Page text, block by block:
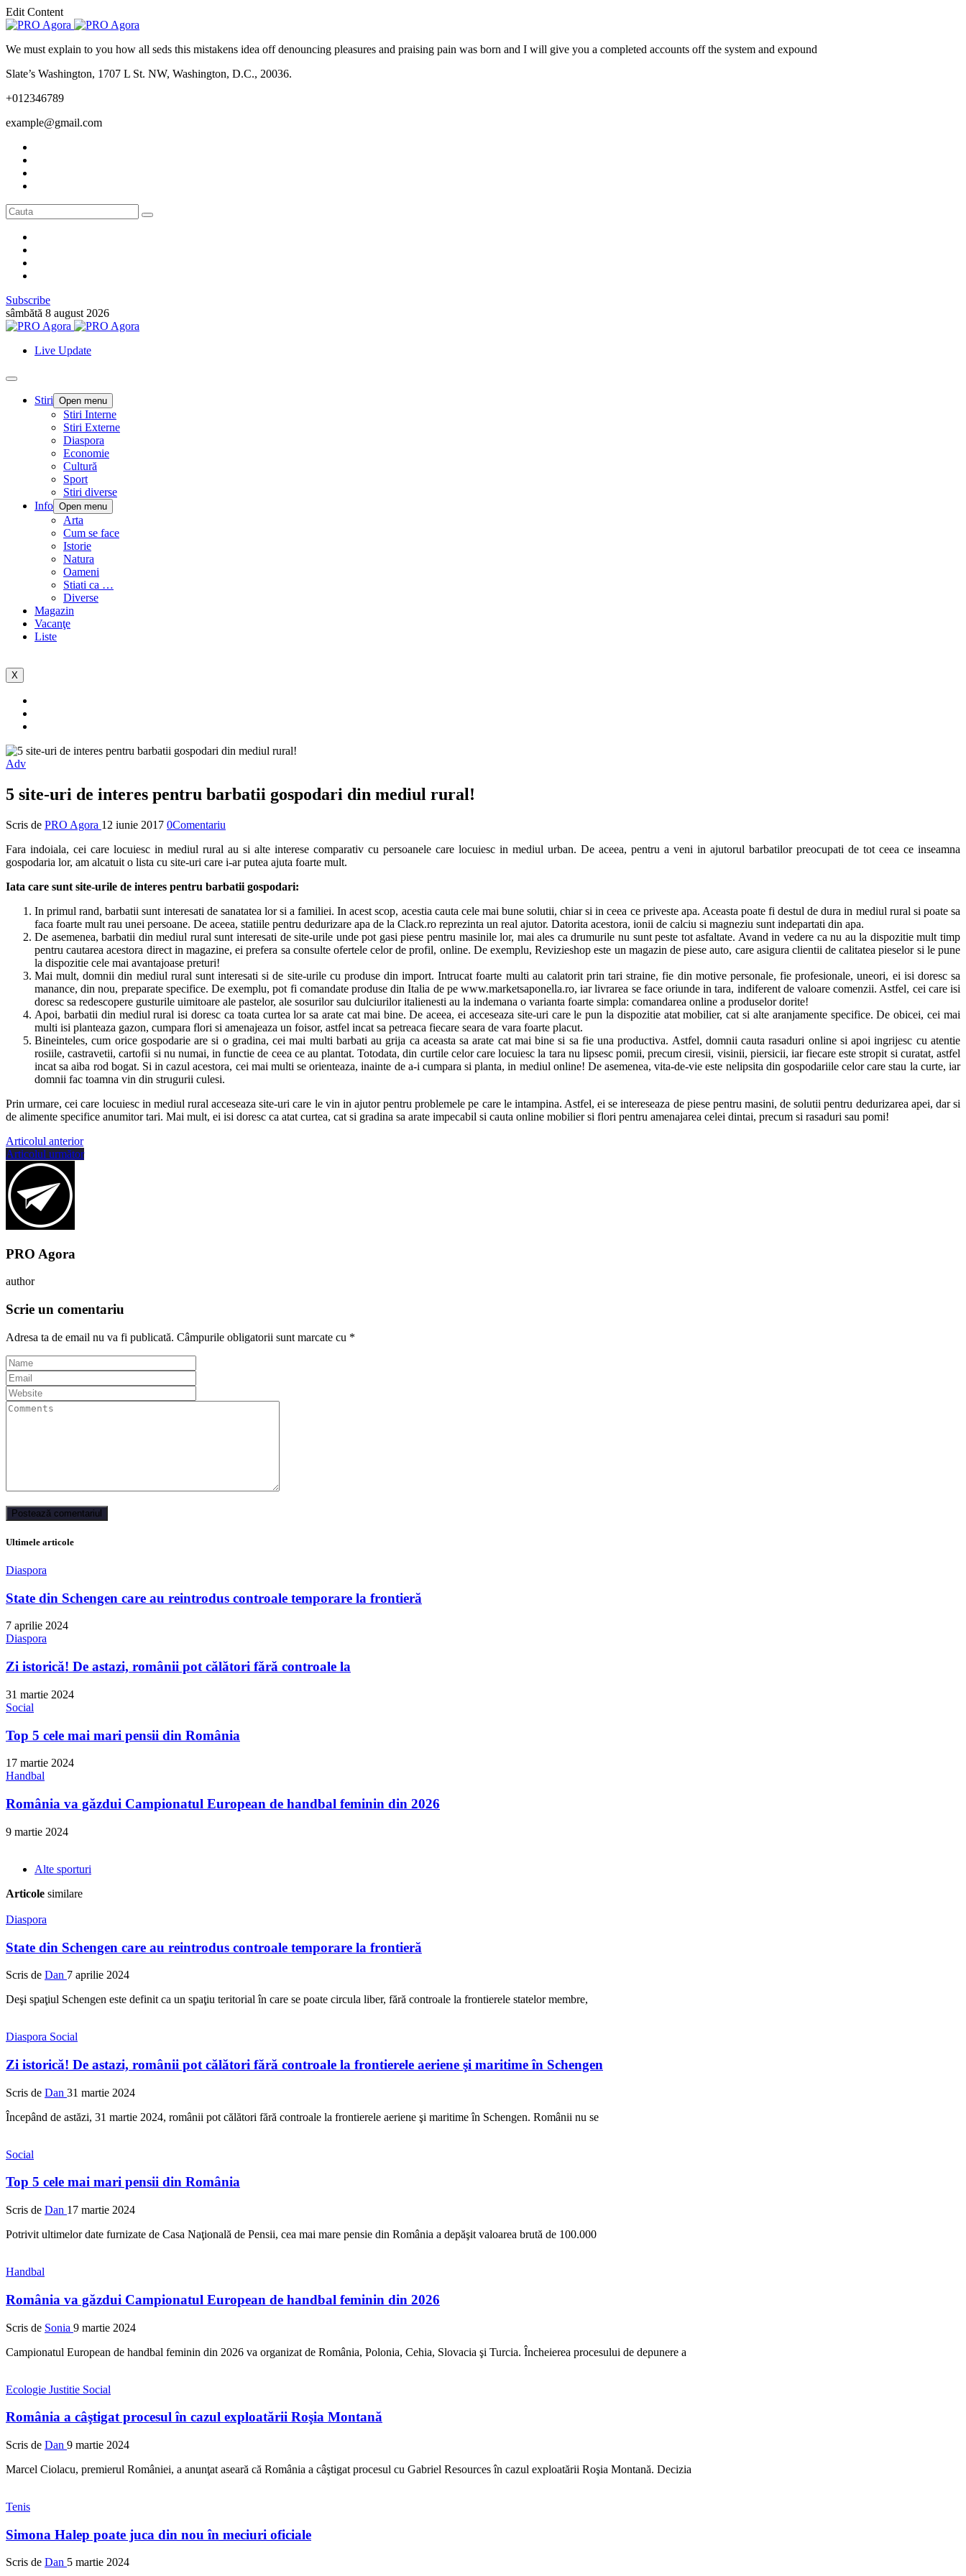
Edit Content
We must explain to you how all seds this mistakens idea off denouncing pleasures and praising pain was born and I will give you a completed accounts off the system and expound
Slate’s Washington, 1707 L St. NW, Washington, D.C., 20036.
+012346789
example@gmail.com
Subscribe
sâmbătă 8 august 2026
Live Update
Stiri Open menu
Stiri Interne
Stiri Externe
Diaspora
Economie
Cultură
Sport
Stiri diverse
Info Open menu
Arta
Cum se face
Istorie
Natura
Oameni
Stiati ca …
Diverse
Magazin
Vacanţe
Liste
X
Adv
5 site-uri de interes pentru barbatii gospodari din mediul rural!
Scris de PRO Agora 12 iunie 2017 0Comentariu
Fara indoiala, cei care locuiesc in mediul rural au si alte interese comparativ cu persoanele care locuiesc in mediul urban. De aceea, pentru a veni in ajutorul barbatilor preocupati de tot ceea ce inseamna
gospodaria lor, am alcatuit o lista cu site-uri care i-ar putea ajuta foarte mult.
Iata care sunt site-urile de interes pentru barbatii gospodari:
In primul rand, barbatii sunt interesati de sanatatea lor si afamiliei. In acest scop, acestia cauta cele mai bune solutii, chiar si in ceea ce priveste apa. Aceasta poate fi destul de dura in mediul rural si poate sa
faca foarte mult rau unei persoane. De aceea, statiile pentru dedurizare apa de la Clack.ro reprezinta un real ajutor. Datorita acestora, ionii de calciu si magneziu sunt indepartati din apa.
De asemenea, barbatii din mediul rural sunt interesati de site-urile unde pot gasi piese pentru masinile lor, mai ales ca drumurile nu sunt peste tot asfaltate. Avand in vedere ca nu au la dispozitie mult timp
pentru cautarea acestora direct in magazine, ei prefera sa consulte ofertele celor de profil, online. De exemplu, Revizieshop este un magazin de piese auto, care asigura clientii de calitatea pieselor si le pune
la dispozitie cele mai avantajoase preturi!
Mai mult, domnii din mediul rural sunt interesati si de site-urile cu produse din import. Intrucat foarte multi au calatorit prin tari straine, fie din motive personale, fie profesionale, uneori, ei isi doresc sa
manance, din nou, preparate specifice. De exemplu, pot fi comandate produse din Italia de pe www.marketsaponella.ro, iar livrarea se face oriunde in tara, indiferent de valoare comenzii. Astfel, cei care isi
doresc sa redescopere gusturile uimitoare ale pastelor, ale sosurilor sau dulciurilor italienesti au la indemana o varianta foarte simpla: comandarea online a produselor dorite!
Apoi, barbatii din mediul rural isi doresc ca toata curtea lor sa arate cat mai bine. De aceea, ei acceseaza site-uri care le pun la dispozitie atat mobilier, cat si alte aranjamente specifice. De obicei, cei mai
multi isi planteaza gazon, cumpara flori si amenajeaza un foisor, astfel incat sa petreaca fiecare seara de vara foarte placut.
Bineinteles, cum orice gospodarie are si o gradina, cei mai multi barbati au grija ca aceasta sa arate cat mai bine si sa fie una productiva. Astfel, domnii cauta rasaduri online si apoi ingrijesc cu atentie
rosiile, castravetii, cartofii si nu numai, in functie de ceea ce au plantat. Totodata, din curtile celor care locuiesc la tara nu lipsesc pomii, precum ciresii, visinii, piersicii, iar fiecare este stropit si curatat, astfel
incat sa aiba rod bogat. Si in cazul acestora, cei mai multi se orienteaza, inainte de a-i cumpara si planta, in mediul online! De asemenea, vita-de-vie este nelipsita din gospodariile celor care stau la curte, iar
domnii fac toamna vin din strugurii culesi.
Prin urmare, cei care locuiesc in mediul rural acceseaza site-uri care le vin in ajutor pentru problemele pe care le intampina. Astfel, ei se intereseaza de piese pentru masini, de solutii pentru dedurizarea apei, dar si
de alimente specifice anumitor tari. Mai mult, ei isi doresc ca atat curtea, cat si gradina sa arate impecabil si cauta online mobilier si flori pentru amenajarea celei dintai, precum si rasaduri sau pomi!
Articolul anterior
Articolul următor
PRO Agora
author
Scrie un comentariu
Adresa ta de email nu va fi publicată. Câmpurile obligatorii sunt marcate cu *
Ultimele articole
Diaspora
State din Schengen care au reintrodus controale temporare la frontieră
7 aprilie 2024
Diaspora
Zi istorică! De astazi, românii pot călători fără controale la
31 martie 2024
Social
Top 5 cele mai mari pensii din România
17 martie 2024
Handbal
România va găzdui Campionatul European de handbal feminin din 2026
9 martie 2024
Alte sporturi
Articole similare
Diaspora
State din Schengen care au reintrodus controale temporare la frontieră
Scris de Dan 7 aprilie 2024
Deşi spaţiul Schengen este definit ca un spaţiu teritorial în care se poate circula liber, fără controale la frontierele statelor membre,
Diaspora Social
Zi istorică! De astazi, românii pot călători fără controale la frontierele aeriene şi maritime în Schengen
Scris de Dan 31 martie 2024
Începând de astăzi, 31 martie 2024, românii pot călători fără controale la frontierele aeriene şi maritime în Schengen. Românii nu se
Social
Top 5 cele mai mari pensii din România
Scris de Dan 17 martie 2024
Potrivit ultimelor date furnizate de Casa Naţională de Pensii, cea mai mare pensie din România a depăşit valoarea brută de 100.000
Handbal
România va găzdui Campionatul European de handbal feminin din 2026
Scris de Sonia 9 martie 2024
Campionatul European de handbal feminin din 2026 va organizat de România, Polonia, Cehia, Slovacia şi Turcia. Încheierea procesului de depunere a
Ecologie Justitie Social
România a câştigat procesul în cazul exploatării Roşia Montană
Scris de Dan 9 martie 2024
Marcel Ciolacu, premierul României, a anunţat aseară că România a câştigat procesul cu Gabriel Resources în cazul exploatării Roşia Montană. Decizia
Tenis
Simona Halep poate juca din nou în meciuri oficiale
Scris de Dan 5 martie 2024